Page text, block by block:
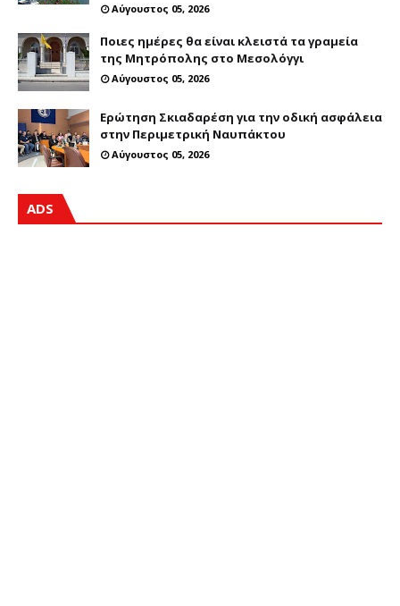
Αύγουστος 05, 2026
Ποιες ημέρες θα είναι κλειστά τα γραμεία
της Μητρόπολης στο Μεσολόγγι
Αύγουστος 05, 2026
Ερώτηση Σκιαδαρέση για την οδική ασφάλεια
στην Περιμετρική Ναυπάκτου
Αύγουστος 05, 2026
ADS